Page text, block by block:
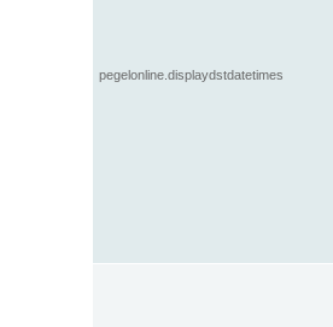
pegelonline.displaydstdatetimes